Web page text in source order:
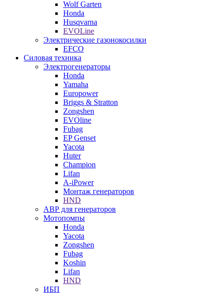
Wolf Garten
Honda
Husqvarna
EVOLine
Электрические газонокосилки
EFCO
Силовая техника
Электрогенераторы
Honda
Yamaha
Europower
Briggs & Stratton
Zongshen
EVOline
Fubag
EP Genset
Yacota
Huter
Champion
Lifan
A-iPower
Монтаж генераторов
HND
АВР для генераторов
Мотопомпы
Honda
Yacota
Zongshen
Fubag
Koshin
Lifan
HND
ИБП